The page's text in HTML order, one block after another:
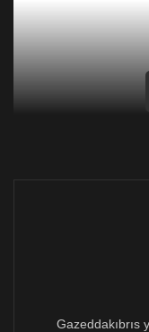
Gazeddakıbrıs